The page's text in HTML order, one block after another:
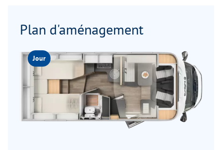
Plan d'aménagement
Jour